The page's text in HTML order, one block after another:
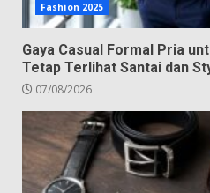
Fashion 2025
Gaya Casual Formal Pria
Tetap Terlihat Santai dan
07/08/2026